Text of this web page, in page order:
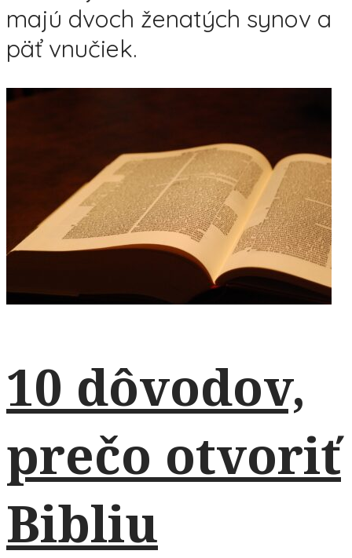
majú dvoch ženatých synov a
päť vnučiek.
10 dôvodov,
prečo otvoriť
Bibliu